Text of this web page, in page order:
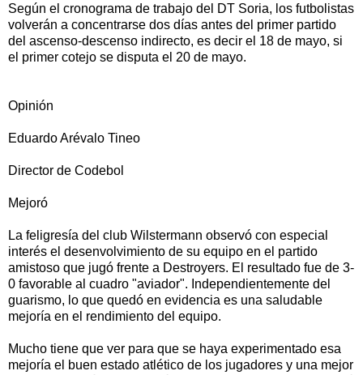
Según el cronograma de trabajo del DT Soria, los futbolistas
volverán a concentrarse dos días antes del primer partido
del ascenso-descenso indirecto, es decir el 18 de mayo, si
el primer cotejo se disputa el 20 de mayo.
Opinión
Eduardo Arévalo Tineo
Director de Codebol
Mejoró
La feligresía del club Wilstermann observó con especial
interés el desenvolvimiento de su equipo en el partido
amistoso que jugó frente a Destroyers. El resultado fue de 3-
0 favorable al cuadro "aviador". Independientemente del
guarismo, lo que quedó en evidencia es una saludable
mejoría en el rendimiento del equipo.
Mucho tiene que ver para que se haya experimentado esa
mejoría el buen estado atlético de los jugadores y una mejor